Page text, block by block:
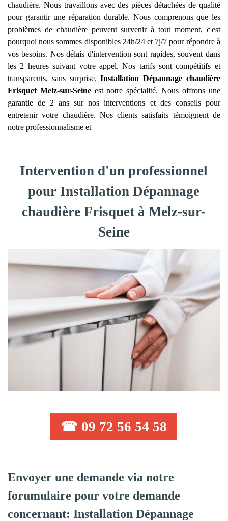
chaudière. Nous travaillons avec des pièces détachées de qualité
pour garantir une réparation durable. Nous comprenons que les
problèmes de chaudière peuvent survenir à tout moment, c'est
pourquoi nous sommes disponibles 24h/24 et 7j/7 pour répondre à
vos besoins. Nos délais d'intervention sont rapides, souvent dans
les 2 heures suivant votre appel. Nos tarifs sont compétitifs et
transparents, sans surprise.Installation Dépannage chaudière
Frisquet Melz-sur-Seineest notre spécialité. Nous offrons une
garantie de 2 ans sur nos interventions et des conseils pour
entretenir votre chaudière. Nos clients satisfaits témoignent de
notre professionnalisme et
Intervention d'un professionnel
pour Installation Dépannage
chaudière Frisquet à Melz-sur-
Seine
☎ 09 72 56 54 58
Envoyer une demande via notre
forumulaire pour votre demande
concernant: Installation Dépannage